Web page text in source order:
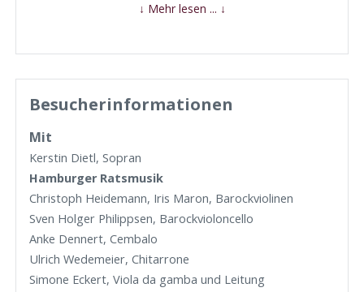
↓ Mehr lesen ... ↓
Besucherinformationen
Mit
Kerstin Dietl, Sopran
Hamburger Ratsmusik
Christoph Heidemann, Iris Maron, Barockviolinen
Sven Holger Philippsen, Barockvioloncello
Anke Dennert, Cembalo
Ulrich Wedemeier, Chitarrone
Simone Eckert, Viola da gamba und Leitung